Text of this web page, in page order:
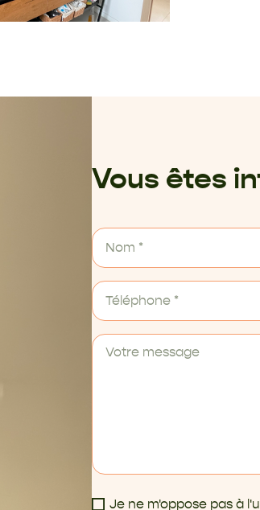
Vous êtes
Je ne m'oppose pas à